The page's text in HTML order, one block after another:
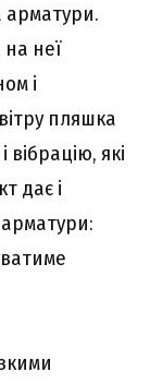
арматури.
неї
і
пляшка
які
дає і